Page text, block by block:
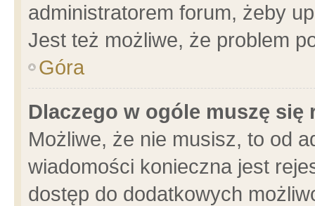
administratorem forum, żeby
Jest też możliwe, że problem
Góra
Dlaczego w ogóle muszę się
Możliwe, że nie musisz, to od
wiadomości konieczna jest
dostęp do dodatkowych